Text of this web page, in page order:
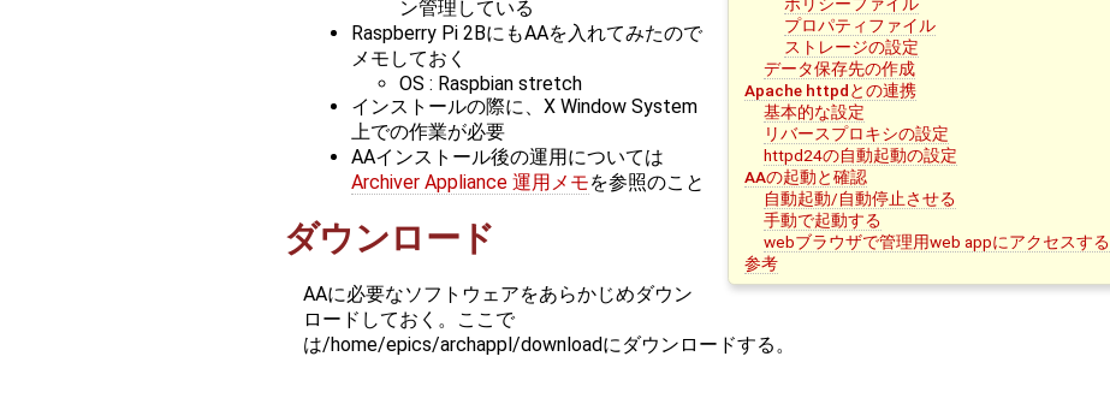
プロパティファイル
ストレージの設定
データ保存先の作成
Apache httpdとの連携
基本的な設定
リバースプロキシの設定
httpd24の自動起動の設定
AAの起動と確認
自動起動/自動停止させる
手動で起動する
webブラウザで管理用web appにアクセスする
参考
ン管理している
Raspberry Pi 2BにもAAを入れてみたので
メモしておく
OS : Raspbian stretch
インストールの際に、X Window System
上での作業が必要
AAインストール後の運用については
Archiver Appliance 運用メモを参照のこと
ダウンロード
AAに必要なソフトウェアをあらかじめダウン
ロードしておく。ここで
は/home/epics/archappl/downloadにダウンロードする。